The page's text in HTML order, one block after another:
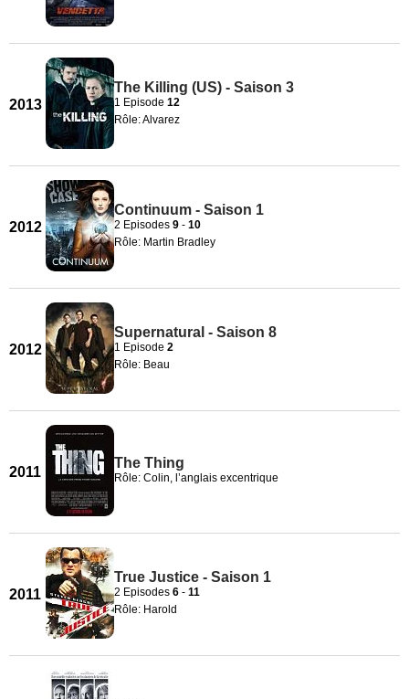
2013
The Killing (US) - Saison 3
1 Episode 12
Rôle: Alvarez
2012
Continuum - Saison 1
2 Episodes 9 - 10
Rôle: Martin Bradley
2012
Supernatural - Saison 8
1 Episode 2
Rôle: Beau
2011
The Thing
Rôle: Colin, l’anglais excentrique
2011
True Justice - Saison 1
2 Episodes 6 - 11
Rôle: Harold